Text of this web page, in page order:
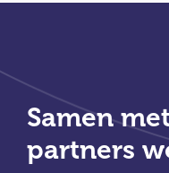
Samen
partners